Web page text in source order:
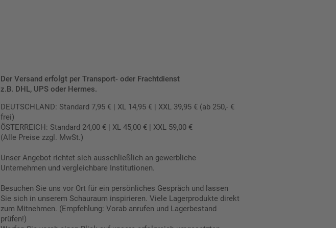
Der Versand erfolgt per Transport- oder Frachtdienst
z.B. DHL, UPS oder Hermes.
DEUTSCHLAND: Standard 7,95 € | XL 14,95 € | XXL 39,95 € (ab 250,- €
frei)
ÖSTERREICH: Standard 24,00 € | XL 45,00 € | XXL 59,00 €
(Alle Preise zzgl. MwSt.)
Unser Angebot richtet sich ausschließlich an gewerbliche
Unternehmen und vergleichbare Institutionen.
Besuchen Sie uns vor Ort für ein persönliches Gespräch und lassen
Sie sich in unserem Schauraum inspirieren. Viele Lagerprodukte direkt
zum Mitnehmen. (Empfehlung: Vorab anrufen und Lagerbestand
prüfen!)